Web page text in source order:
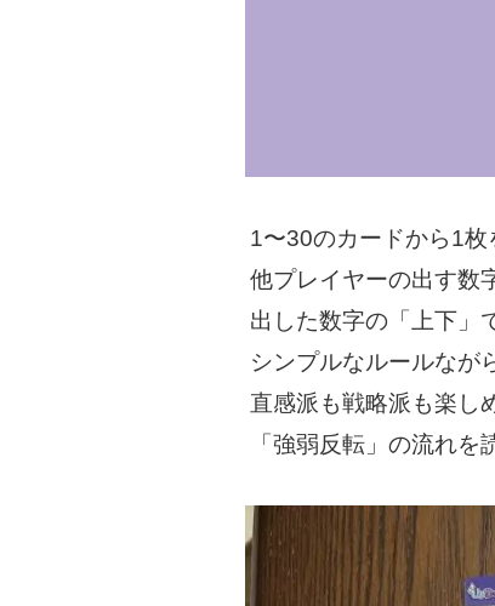
1〜30のカードから1枚
他プレイヤーの出す数
出した数字の「上下」
シンプルなルールなが
直感派も戦略派も楽し
「強弱反転」の流れ